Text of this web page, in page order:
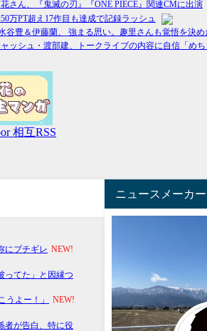
ニュースメーカー